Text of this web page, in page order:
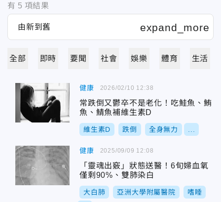
有 5 項結果
全部 即時 要聞 社會 娛樂 體育 生活
健康
常跌倒又鬱卒不是老化！吃鮭魚、鮪
魚、鯖魚補維生素D
維生素D 跌倒 全身無力
2026/02/10 12:38
健康
「靈魂出竅」狀態送醫！6旬婦血氧
僅剩90%、雙肺染白
大白肺 亞洲大學附屬醫院 嗜睡
2025/09/09 12:08